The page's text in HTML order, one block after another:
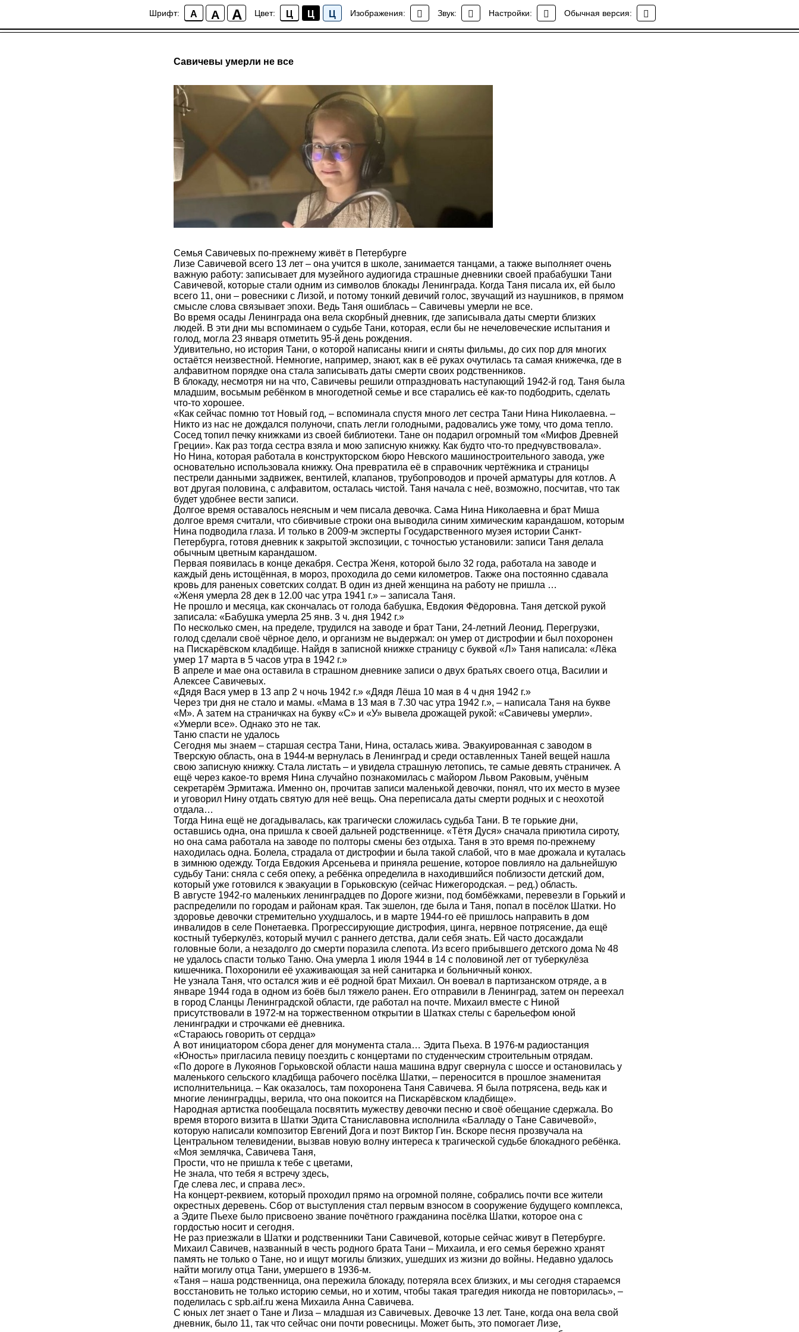
Шрифт: A A A Цвет: Ц Ц Ц Изображения: Звук: Настройки: Обычная версия:
Новости
Савичевы умерли не все
Семья Савичевых по-прежнему живёт в Петербурге
Лизе Савичевой всего 13 лет – она учится в школе, занимается танцами, а также выполняет очень
важную работу: записывает для музейного аудиогида страшные дневники своей прабабушки Тани
Савичевой, которые стали одним из символов блокады Ленинграда. Когда Таня писала их, ей было
всего 11, они – ровесники с Лизой, и потому тонкий девичий голос, звучащий из наушников, в прямом
смысле слова связывает эпохи. Ведь Таня ошиблась – Савичевы умерли не все.
Во время осады Ленинграда она вела скорбный дневник, где записывала даты смерти близких
людей. В эти дни мы вспоминаем о судьбе Тани, которая, если бы не нечеловеческие испытания и
голод, могла 23 января отметить 95-й день рождения.
Удивительно, но история Тани, о которой написаны книги и сняты фильмы, до сих пор для многих
остаётся неизвестной. Немногие, например, знают, как в её руках очутилась та самая книжечка, где в
алфавитном порядке она стала записывать даты смерти своих родственников.
В блокаду, несмотря ни на что, Савичевы решили отпраздновать наступающий 1942-й год. Таня была
младшим, восьмым ребёнком в многодетной семье и все старались её как-то подбодрить, сделать
что-то хорошее.
«Как сейчас помню тот Новый год, – вспоминала спустя много лет сестра Тани Нина Николаевна. –
Никто из нас не дождался полуночи, спать легли голодными, радовались уже тому, что дома тепло.
Сосед топил печку книжками из своей библиотеки. Тане он подарил огромный том «Мифов Древней
Греции». Как раз тогда сестра взяла и мою записную книжку. Как будто что-то предчувствовала».
Но Нина, которая работала в конструкторском бюро Невского машиностроительного завода, уже
основательно использовала книжку. Она превратила её в справочник чертёжника и страницы
пестрели данными задвижек, вентилей, клапанов, трубопроводов и прочей арматуры для котлов. А
вот другая половина, с алфавитом, осталась чистой. Таня начала с неё, возможно, посчитав, что так
будет удобнее вести записи.
Долгое время оставалось неясным и чем писала девочка. Сама Нина Николаевна и брат Миша
долгое время считали, что сбивчивые строки она выводила синим химическим карандашом, которым
Нина подводила глаза. И только в 2009-м эксперты Государственного музея истории Санкт-
Петербурга, готовя дневник к закрытой экспозиции, с точностью установили: записи Таня делала
обычным цветным карандашом.
Первая появилась в конце декабря. Сестра Женя, которой было 32 года, работала на заводе и
каждый день истощённая, в мороз, проходила до семи километров. Также она постоянно сдавала
кровь для раненых советских солдат. В один из дней женщина на работу не пришла …
«Женя умерла 28 дек в 12.00 час утра 1941 г.» – записала Таня.
Не прошло и месяца, как скончалась от голода бабушка, Евдокия Фёдоровна. Таня детской рукой
записала: «Бабушка умерла 25 янв. 3 ч. дня 1942 г.»
По несколько смен, на пределе, трудился на заводе и брат Тани, 24-летний Леонид. Перегрузки,
голод сделали своё чёрное дело, и организм не выдержал: он умер от дистрофии и был похоронен
на Пискарёвском кладбище. Найдя в записной книжке страницу с буквой «Л» Таня написала: «Лёка
умер 17 марта в 5 часов утра в 1942 г.»
В апреле и мае она оставила в страшном дневнике записи о двух братьях своего отца, Василии и
Алексее Савичевых.
«Дядя Вася умер в 13 апр 2 ч ночь 1942 г.» «Дядя Лёша 10 мая в 4 ч дня 1942 г.»
Через три дня не стало и мамы. «Мама в 13 мая в 7.30 час утра 1942 г.», – написала Таня на букве
«М». А затем на страничках на букву «С» и «У» вывела дрожащей рукой: «Савичевы умерли».
«Умерли все». Однако это не так.
Таню спасти не удалось
Сегодня мы знаем – старшая сестра Тани, Нина, осталась жива. Эвакуированная с заводом в
Тверскую область, она в 1944-м вернулась в Ленинград и среди оставленных Таней вещей нашла
свою записную книжку. Стала листать – и увидела страшную летопись, те самые девять страничек. А
ещё через какое-то время Нина случайно познакомилась с майором Львом Раковым, учёным
секретарём Эрмитажа. Именно он, прочитав записи маленькой девочки, понял, что их место в музее
и уговорил Нину отдать святую для неё вещь. Она переписала даты смерти родных и с неохотой
отдала…
Тогда Нина ещё не догадывалась, как трагически сложилась судьба Тани. В те горькие дни,
оставшись одна, она пришла к своей дальней родственнице. «Тётя Дуся» сначала приютила сироту,
но она сама работала на заводе по полторы смены без отдыха. Таня в это время по-прежнему
находилась одна. Болела, страдала от дистрофии и была такой слабой, что в мае дрожала и куталась
в зимнюю одежду. Тогда Евдокия Арсеньева и приняла решение, которое повлияло на дальнейшую
судьбу Тани: сняла с себя опеку, а ребёнка определила в находившийся поблизости детский дом,
который уже готовился к эвакуации в Горьковскую (сейчас Нижегородская. – ред.) область.
В августе 1942-го маленьких ленинградцев по Дороге жизни, под бомбёжками, перевезли в Горький и
распределили по городам и районам края. Так эшелон, где была и Таня, попал в посёлок Шатки. Но
здоровье девочки стремительно ухудшалось, и в марте 1944-го её пришлось направить в дом
инвалидов в селе Понетаевка. Прогрессирующие дистрофия, цинга, нервное потрясение, да ещё
костный туберкулёз, который мучил с раннего детства, дали себя знать. Ей часто досаждали
головные боли, а незадолго до смерти поразила слепота. Из всего прибывшего детского дома № 48
не удалось спасти только Таню. Она умерла 1 июля 1944 в 14 с половиной лет от туберкулёза
кишечника. Похоронили её ухаживающая за ней санитарка и больничный конюх.
Не узнала Таня, что остался жив и её родной брат Михаил. Он воевал в партизанском отряде, а в
январе 1944 года в одном из боёв был тяжело ранен. Его отправили в Ленинград, затем он переехал
в город Сланцы Ленинградской области, где работал на почте. Михаил вместе с Ниной
присутствовали в 1972-м на торжественном открытии в Шатках стелы с барельефом юной
ленинградки и строчками её дневника.
«Стараюсь говорить от сердца»
А вот инициатором сбора денег для монумента стала… Эдита Пьеха. В 1976-м радиостанция
«Юность» пригласила певицу поездить с концертами по студенческим строительным отрядам.
«По дороге в Лукоянов Горьковской области наша машина вдруг свернула с шоссе и остановилась у
маленького сельского кладбища рабочего посёлка Шатки, – переносится в прошлое знаменитая
исполнительница. – Как оказалось, там похоронена Таня Савичева. Я была потрясена, ведь как и
многие ленинградцы, верила, что она покоится на Пискарёвском кладбище».
Народная артистка пообещала посвятить мужеству девочки песню и своё обещание сдержала. Во
время второго визита в Шатки Эдита Станиславовна исполнила «Балладу о Тане Савичевой»,
которую написали композитор Евгений Дога и поэт Виктор Гин. Вскоре песня прозвучала на
Центральном телевидении, вызвав новую волну интереса к трагической судьбе блокадного ребёнка.
«Моя землячка, Савичева Таня,
Прости, что не пришла к тебе с цветами,
Не знала, что тебя я встречу здесь,
Где слева лес, и справа лес».
На концерт-реквием, который проходил прямо на огромной поляне, собрались почти все жители
окрестных деревень. Сбор от выступления стал первым взносом в сооружение будущего комплекса,
а Эдите Пьехе было присвоено звание почётного гражданина посёлка Шатки, которое она с
гордостью носит и сегодня.
Не раз приезжали в Шатки и родственники Тани Савичевой, которые сейчас живут в Петербурге.
Михаил Савичев, названный в честь родного брата Тани – Михаила, и его семья бережно хранят
память не только о Тане, но и ищут могилы близких, ушедших из жизни до войны. Недавно удалось
найти могилу отца Тани, умершего в 1936-м.
«Таня – наша родственница, она пережила блокаду, потеряла всех близких, и мы сегодня стараемся
восстановить не только историю семьи, но и хотим, чтобы такая трагедия никогда не повторилась», –
поделилась с spb.aif.ru жена Михаила Анна Савичева.
С юных лет знает о Тане и Лиза – младшая из Савичевых. Девочке 13 лет. Тане, когда она вела свой
дневник, было 11, так что сейчас они почти ровесницы. Может быть, это помогает Лизе,